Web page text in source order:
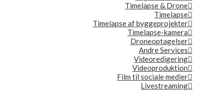
Timelapse & Drone
Timelapse
Timelapse af byggeprojekter
Timelapse-kamera
Droneoptagelser
Andre Services
Videoredigering
Videoproduktion
Film til sociale medier
Livestreaming